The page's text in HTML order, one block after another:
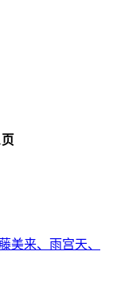
页
美来、雨宫天、